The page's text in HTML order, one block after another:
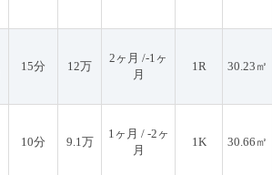
15分 12万
2ヶ月 /-1ヶ
月
1R 30.23㎡
10分 9.1万
1ヶ月 / -2ヶ
月
1K 30.66㎡